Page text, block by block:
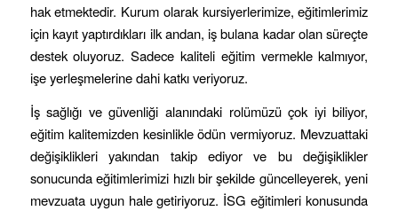
hak etmektedir. Kurum olarak kursiyerlerimize, eğitimlerimiz
için kayıt yaptırdıkları ilk andan, iş bulana kadar olan süreçte
destek oluyoruz. Sadece kaliteli eğitim vermekle kalmıyor,
işe yerleşmelerine dahi katkı veriyoruz.
İş sağlığı ve güvenliği alanındaki rolümüzü çok iyi biliyor,
eğitim kalitemizden kesinlikle ödün vermiyoruz. Mevzuattaki
değişiklikleri yakından takip ediyor ve bu değişiklikler
sonucunda eğitimlerimizi hızlı bir şekilde güncelleyerek, yeni
mevzuata uygun hale getiriyoruz. İSG eğitimleri konusunda